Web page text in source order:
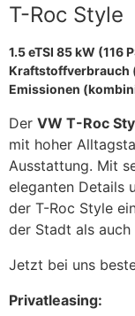
T-Roc Style
1.5 eTSI 85 kW (116
Kraftstoffverbrauch
Emissionen
Der VW T-Roc
mit hoher
Ausstattung. Mit
eleganten Details
der T-Roc Style
der Stadt als
Jetzt bei uns
Privatleasing: